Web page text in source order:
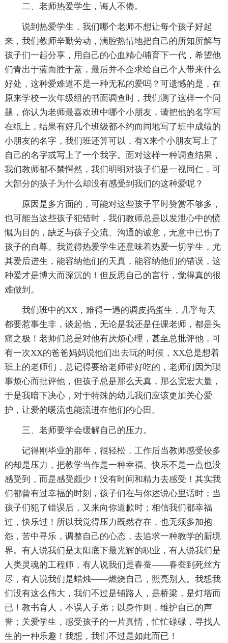
二、老师热爱学生，诲人不倦。
说到热爱学生，我们哪个老师不想让每个孩子好起
来，我们教师辛勤劳动，满腔热情地把自己的所知所解与
孩子们一起分享，用自己的心血精心哺育下一代，希望他
们青出于蓝而胜于蓝，最后并不企求给自己个人带来什么
好处，这种爱难道不是一种无私的爱吗？可遗憾的是，在
原来学校一次年级组的书面调查时，我们测了这样一个问
题，你认为老师最喜欢班中哪个小朋友，请把他的名字写
在纸上，结果有好几个班级都不约而同地写了班中成绩的
小朋友的名字，我们班还算可以，有X来个小朋友写上了
自己的名字或写上了一个我字。面对这样一种调查结果，
我们教师都不禁愕然，我们明明对孩子们是一视同仁，可
大部分的孩子为什么却没有感受到我们的这种爱呢？
原因是多方面的，可能对这些孩子平时赞赏不够多，
也可能当这些孩子犯错时，我们教师总是以发泄心中的愤
慨为目的，缺乏与孩子交流、沟通的诚意，无意中已伤了
孩子的自尊。我觉得热爱学生还意味着热爱一切学生，尤
其爱后进生，能容纳他们的天真，能容纳他们的错误，这
种爱才是博大而深沉的！但反思自己的言行，觉得真的很
难做到。
我们班中的XX，难得一遇的调皮捣蛋生，几乎每天
都要惹事生非，谈起他，无论是我还是任课老师，都是头
痛之极！老师们总是对他有厌烦心理，甚至总批评他，可
有一次XX的爸爸妈妈说他们出去玩的时候，XX总是想着
班上的老师们，总记得要给老师带好吃的，老师们因为琐
事烦心而批评他，但孩子总是那么天真，那么宽宏大量，
于是我暗下决心，对于特殊的幼儿我们应该更加关心爱
护，让爱的暖流也能流进在他们的心田。
三、老师要学会缓解自己的压力。
记得刚毕业的那年，很轻松，工作后当教师感受较多
的却是压力，把教学当作是一种幸福、快乐不是一点也没
感受到，而是感受颇少！没有时间和精力去感受！其实我
们都曾有过幸福的时刻，孩子们在与你述说心里话时；当
孩子们犯了错误后，又来向你道歉时；相信我们都幸福
过，快乐过！所以我觉得压力既然存在，也无须多加抱
怨，苦中寻乐，调整自己的心态，去追求一种教学的新境
界。有人说我们是太阳底下最光辉的职业，有人说我们是
人类灵魂的工程师，有人说我们是春蚕——春蚕到死丝方
尽，有人说我们是蜡烛——燃烧自己，照亮别人。我想我
们没有这么伟大，我们不过是铺路人，是桥梁，是灯塔而
已！教书育人，不误人子弟；以身作则，维护自己的声
誉；关爱学生，感受孩子的一片真情，忙忙碌碌，寻找人
生的一种乐趣！我想，我们不过是如此而已！